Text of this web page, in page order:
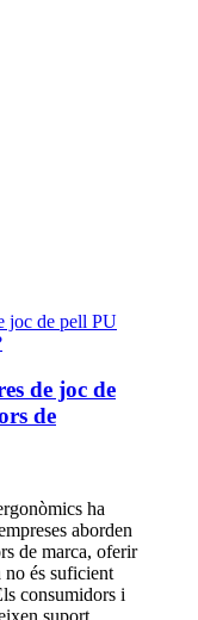
de joc de
de
ha
aborden
de marca, oferir
és suficient
consumidors i